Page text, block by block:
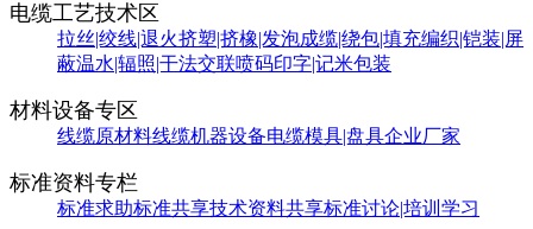
电缆工艺技术区
拉丝|绞线|退火挤塑|挤橡|发泡成缆|绕包|填充编织|铠装|屏
蔽温水|辐照|干法交联喷码印字|记米包装
材料设备专区
线缆原材料线缆机器设备电缆模具|盘具企业厂家
标准资料专栏
标准求助标准共享技术资料共享标准讨论|培训学习